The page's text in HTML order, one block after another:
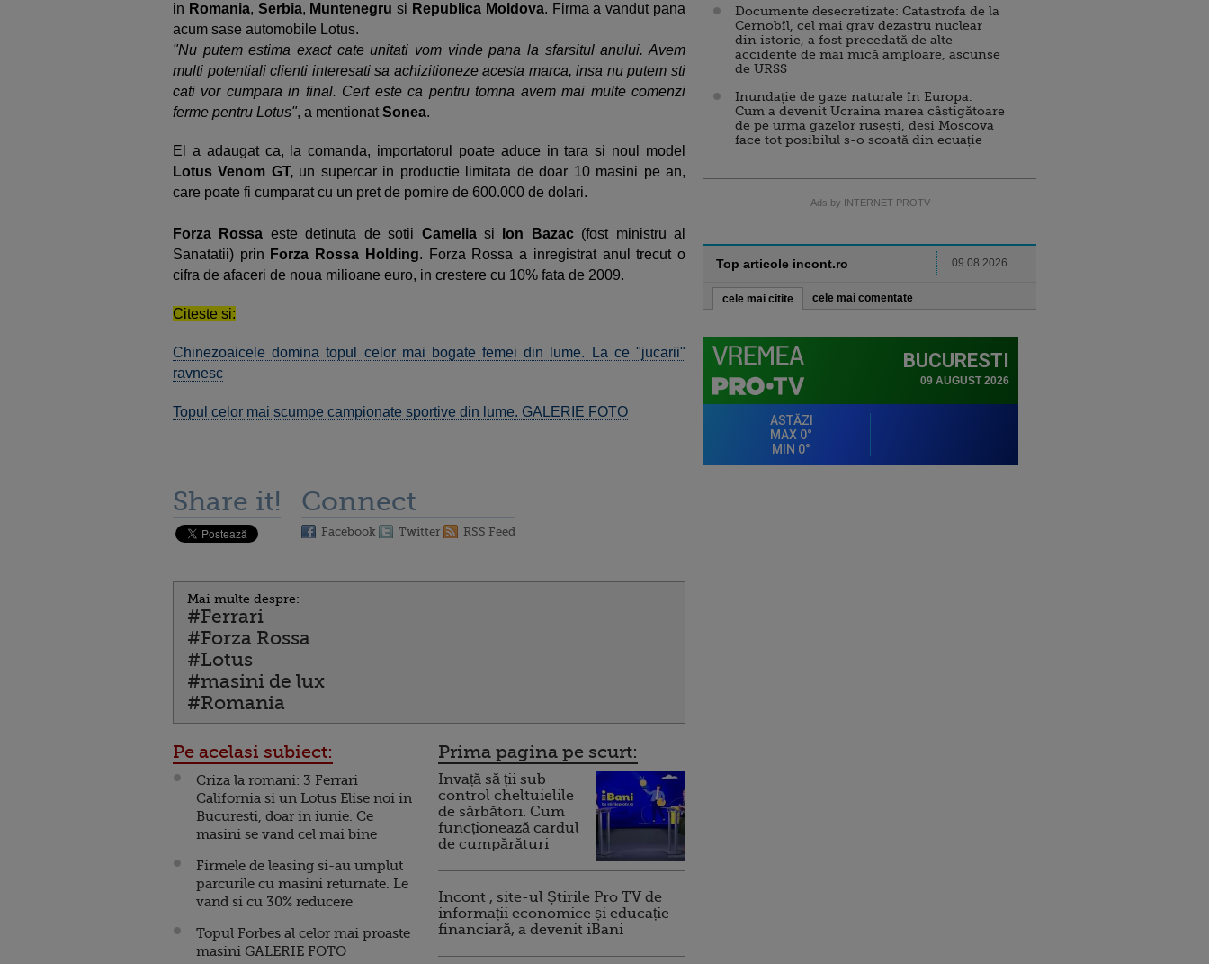
in Romania, Serbia, Muntenegru si Republica Moldova. Firma a vandut pana
acum sase automobile Lotus.
"Nu putem estima exact cate unitati vom vinde pana la sfarsitul anului. Avem
multi potentiali clienti interesati sa achizitioneze acesta marca, insa nu putem sti
cati vor cumpara in final. Cert este ca pentru tomna avem mai multe comenzi
ferme pentru Lotus", a mentionatSonea.
El a adaugat ca, la comanda, importatorul poate aduce in tara si noul model
Lotus Venom GT,un supercar in productie limitata de doar 10 masini pe an,
care poate fi cumparat cu un pret de pornire de 600.000 de dolari.
Forza Rossa este detinuta de sotii Cameliasi Ion Bazac (fost ministru al
Sanatatii) prin Forza Rossa Holding. Forza Rossa a inregistrat anul trecut o
cifra de afaceri de noua milioane euro, in crestere cu 10% fata de 2009.
Citeste si:
Chinezoaicele domina topul celor mai bogate femei din lume. La ce "jucarii"
ravnesc
Topul celor mai scumpe campionate sportive din lume. GALERIE FOTO
Share it! Connect
Facebook Twitter RSS Feed
Mai multe despre:
#Ferrari
#Forza Rossa
#Lotus
#masini de lux
#Romania
Pe acelasi subiect:
Criza la romani: 3 Ferrari
California si un Lotus Elise noi in
Bucuresti, doar in iunie. Ce
masini se vand cel mai bine
Firmele de leasing si-au umplut
parcurile cu masini returnate. Le
vand si cu 30% reducere
Topul Forbes al celor mai proaste
masini GALERIE FOTO
Prima pagina pe scurt:
Invață să ții sub
control cheltuielile
de sărbători. Cum
funcționează cardul
de cumpărături
Incont , site-ul Știrile Pro TV de
informații economice și educație
financiară, a devenit iBani
Documente desecretizate: Catastrofa de la
Cernobîl, cel mai grav dezastru nuclear
din istorie, a fost precedată de alte
accidente de mai mică amploare, ascunse
de URSS
Inundație de gaze naturale în Europa.
Cum a devenit Ucraina marea câștigătoare
de pe urma gazelor rusești, deși Moscova
face tot posibilul s-o scoată din ecuație
Ads by INTERNET PROTV
Top articole incont.ro 09.08.2026
cele mai citite cele mai comentate